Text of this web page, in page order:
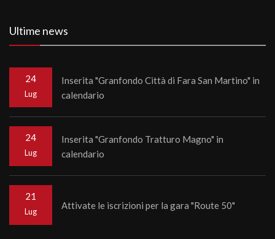
Ultime news
24
Lug
Inserita "Granfondo Città di Fara San Martino" in
calendario
24
Lug
Inserita "Granfondo Tratturo Magno" in
calendario
21
Lug
Attivate le iscrizioni per la gara "Route 50"